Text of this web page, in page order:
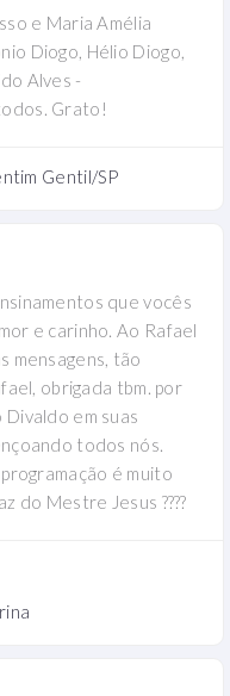
e Maria Amélia
Diogo, Hélio Diogo,
Alves -
Grato!
Gentil/SP
que vocês
e carinho. Ao Rafael
mensagens, tão
obrigada tbm. por
em suas
todos nós.
é muito
do Mestre Jesus ????